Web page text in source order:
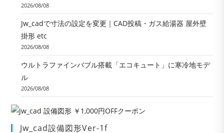
2026/08/08
Jw_cadで寸法の設定を変更｜CAD投稿・ガス給湯器 屋外壁
掛形 etc
2026/08/08
ウルトラファインバブル搭載「エコキュート」に寒冷地モデ
ル
2026/08/08
Jw_cad設備図形Ver-1f